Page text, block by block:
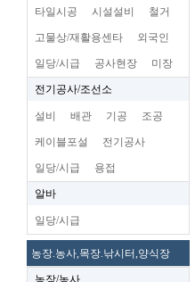
타일시공 시설설비 철거
고물상/재활용센타 외국인
일당/시급 공사현장 미장
전기공사/조선소
설비 배관 기공 조공
케이블포설 전기공사
일당/시급 용접
알바
일당/시급
농장.농사,목장.낚시터,양식장
농장/농사